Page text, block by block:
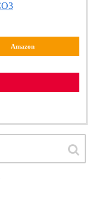
Amazon